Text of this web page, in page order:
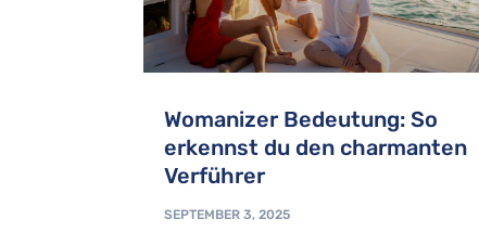
Womanizer Bedeutung: So
erkennst du den charmanten
Verführer
SEPTEMBER 3, 2025